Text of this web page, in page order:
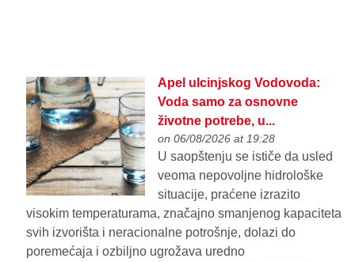
Apel ulcinjskog Vodovoda:
Voda samo za osnovne
životne potrebe, u...
on 06/08/2026 at 19:28
U saopštenju se ističe da usled
veoma nepovoljne hidrološke
situacije, praćene izrazito
visokim temperaturama, značajno smanjenog kapaciteta
svih izvorišta i neracionalne potrošnje, dolazi do
poremećaja i ozbiljno ugrožava uredno